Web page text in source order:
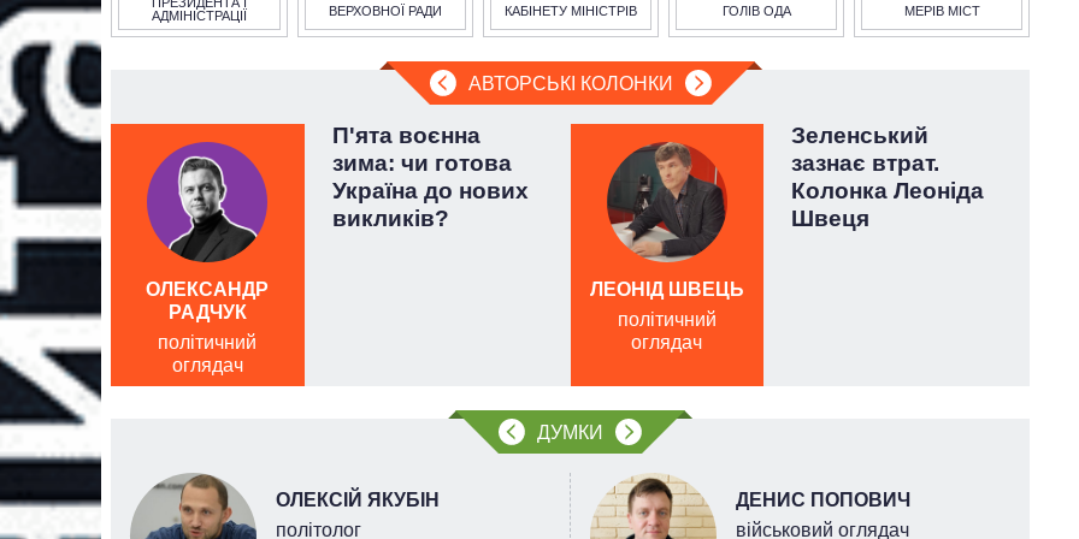
ПРЕЗИДЕНТА І
АДМІНІСТРАЦІЇ
ВЕРХОВНОЇ РАДИ КАБІНЕТУ МІНІСТРІВ ГОЛІВ ОДА МЕРІВ МІСТ
АВТОРСЬКІ КОЛОНКИ
чи
П'ята воєнна
зима: чи готова
Україна до нових
викликів?
ОЛЕКСАНДР
РАДЧУК
політичний
оглядач
Зеленський
зазнає втрат.
Колонка Леоніда
Швеця
ЛЕОНІД ШВЕЦЬ
політичний
оглядач
ДУМКИ
ОЛЕКСІЙ ЯКУБІН
політолог
ДЕНИС ПОПОВИЧ
військовий оглядач